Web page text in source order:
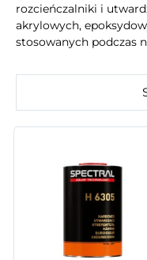
rozcieńczalniki i
akrylowych,
stosowanych podczas